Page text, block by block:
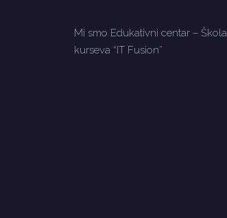
Mi smo Edukativni centar – Škola
kurseva “IT Fusion”